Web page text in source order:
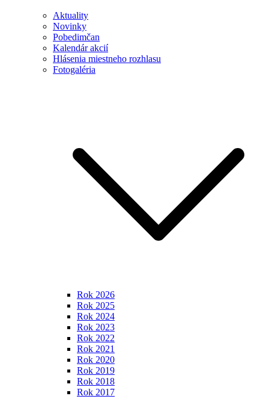
Aktuality
Novinky
Pobedimčan
Kalendár akcií
Hlásenia miestneho rozhlasu
Fotogaléria
Rok 2026
Rok 2025
Rok 2024
Rok 2023
Rok 2022
Rok 2021
Rok 2020
Rok 2019
Rok 2018
Rok 2017